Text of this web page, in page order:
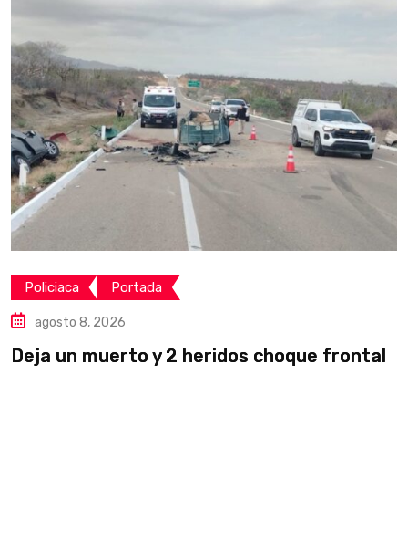
Policiaca Portada
agosto 8, 2026
Deja un muerto y 2 heridos choque frontal